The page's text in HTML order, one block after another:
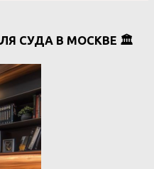
СУДА В МОСКВЕ 🏛️